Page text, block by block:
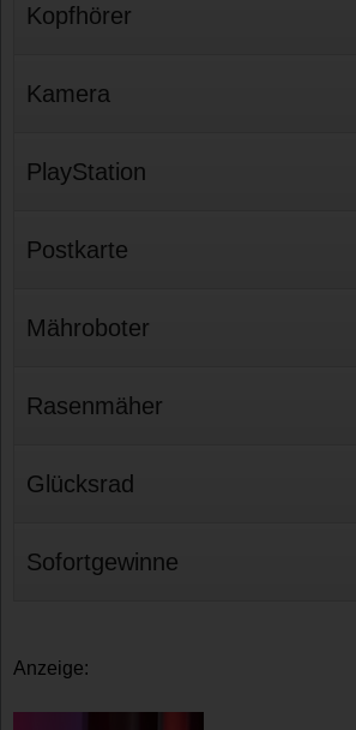
Kopfhörer
Kamera
PlayStation
Postkarte
Mähroboter
Rasenmäher
Glücksrad
Sofortgewinne
Anzeige: